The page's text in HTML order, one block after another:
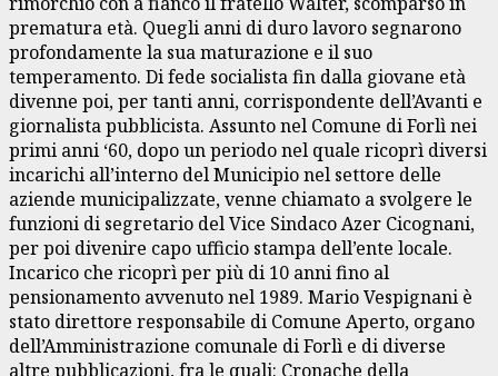
prematura età. Quegli anni di duro lavoro segnarono
profondamente la sua maturazione e il suo
temperamento. Di fede socialista fin dalla giovane età
divenne poi, per tanti anni, corrispondente dell’Avanti e
giornalista pubblicista. Assunto nel Comune di Forlì nei
primi anni ‘60, dopo un periodo nel quale ricoprì diversi
incarichi all’interno del Municipio nel settore delle
aziende municipalizzate, venne chiamato a svolgere le
funzioni di segretario del Vice Sindaco Azer Cicognani,
per poi divenire capo ufficio stampa dell’ente locale.
Incarico che ricoprì per più di 10 anni fino al
pensionamento avvenuto nel 1989. Mario Vespignani è
stato direttore responsabile di Comune Aperto, organo
dell’Amministrazione comunale di Forlì e di diverse
altre pubblicazioni, fra le quali: Cronache della